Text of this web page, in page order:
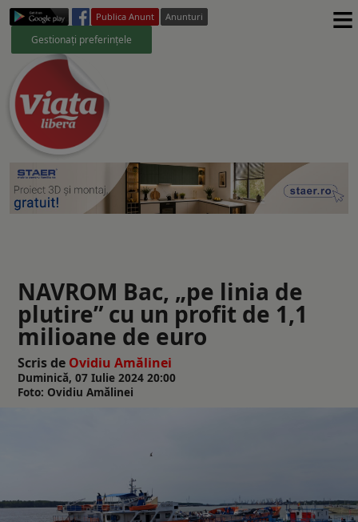
Publica Anunt Anunturi
Gestionați preferințele ≡
NAVROM Bac, „pe linia de
plutire” cu un profit de 1,1
milioane de euro
Scris de Ovidiu Amălinei
Duminică, 07 Iulie 2024 20:00
Foto: Ovidiu Amălinei